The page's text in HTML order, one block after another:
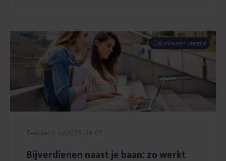
6 minuten leestijd
Geplaatst op 2026-08-05
Bijverdienen naast je baan: zo werkt